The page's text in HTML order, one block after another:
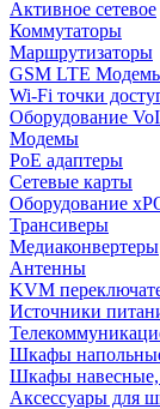
Активное сетевое
Коммутаторы
Маршрутизаторы
GSM LTE
Wi-Fi точки
Оборудование
Модемы
PoE адаптеры
Сетевые карты
Оборудование
Трансиверы
Медиаконвертеры
Антенны
KVM
Источники
Шкафы
Шкафы навесные,
Аксессуары для